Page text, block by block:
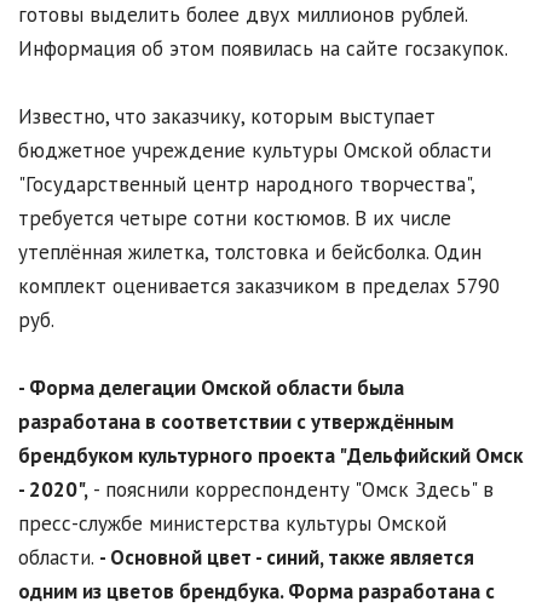
готовы выделить более двух миллионов рублей.
Информация об этом появилась на сайте госзакупок.
Известно, что заказчику, которым выступает
бюджетное учреждение культуры Омской области
"Государственный центр народного творчества",
требуется четыре сотни костюмов. В их числе
утеплённая жилетка, толстовка и бейсболка. Один
комплект оценивается заказчиком в пределах 5790
руб.
- Форма делегации Омской области была
разработана в соответствии с утверждённым
брендбуком культурного проекта "Дельфийский Омск
- 2020", - пояснили корреспонденту "Омск Здесь" в
пресс-службе министерства культуры Омской
области. - Основной цвет - синий, также является
одним из цветов брендбука. Форма разработана с